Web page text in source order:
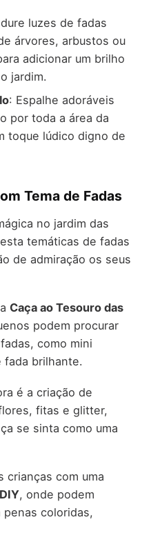
luzes de fadas
árvores, arbustos ou
adicionar um brilho
jardim.
: Espalhe adoráveis
por toda a área da
toque lúdico digno de
Tema de Fadas
no jardim das
temáticas de fadas
de admiração os seus
Caça ao Tesouro das
podem procurar
como mini
fada brilhante.
é a criação de
fitas e glitter,
se sinta como uma
crianças com uma
, onde podem
penas coloridas,